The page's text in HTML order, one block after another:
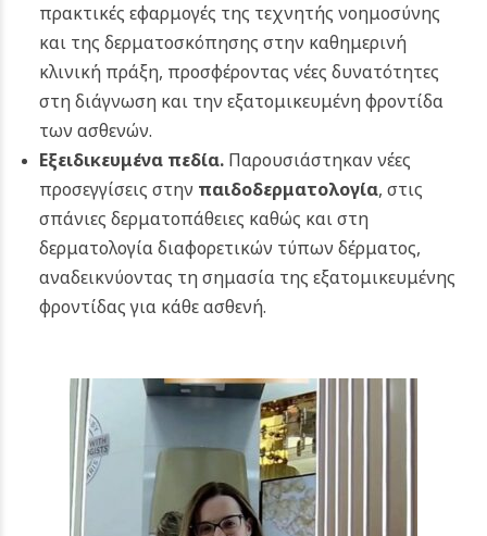
πρακτικές εφαρμογές της τεχνητής νοημοσύνης
και της δερματοσκόπησης στην καθημερινή
κλινική πράξη, προσφέροντας νέες δυνατότητες
στη διάγνωση και την εξατομικευμένη φροντίδα
των ασθενών.
Εξειδικευμένα πεδία. Παρουσιάστηκαν νέες
προσεγγίσεις στην παιδοδερματολογία, στις
σπάνιες δερματοπάθειες καθώς και στη
δερματολογία διαφορετικών τύπων δέρματος,
αναδεικνύοντας τη σημασία της εξατομικευμένης
φροντίδας για κάθε ασθενή.